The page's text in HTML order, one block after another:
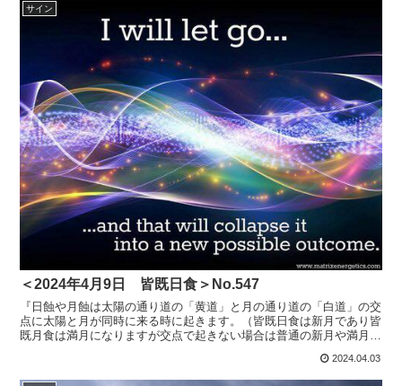
サイン
＜2024年4月9日 皆既日食＞No.547
『日蝕や月蝕は太陽の通り道の「黄道」と月の通り道の「白道」の交
点に太陽と月が同時に来る時に起きます。（皆既日食は新月であり皆
既月食は満月になりますが交点で起きない場合は普通の新月や満月に
2024.04.03